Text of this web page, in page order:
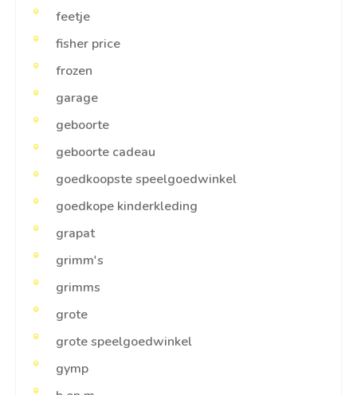
feetje
fisher price
frozen
garage
geboorte
geboorte cadeau
goedkoopste speelgoedwinkel
goedkope kinderkleding
grapat
grimm's
grimms
grote
grote speelgoedwinkel
gymp